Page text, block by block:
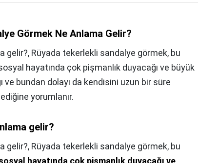
Görmek Ne Anlama Gelir?
gelir?, Rüyada tekerlekli sandalye görmek, bu
hayatında çok pişmanlık duyacağı ve büyük
ve bundan dolayı da kendisini uzun bir süre
yorumlanır.
gelir?
gelir?, Rüyada tekerlekli sandalye görmek, bu
hayatında çok pişmanlık duyacağı ve